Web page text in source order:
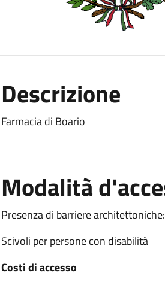
Descrizione
Farmacia di Boario
Modalità
Presenza di barriere
Scivoli per persone con disabilità
Costi di accesso